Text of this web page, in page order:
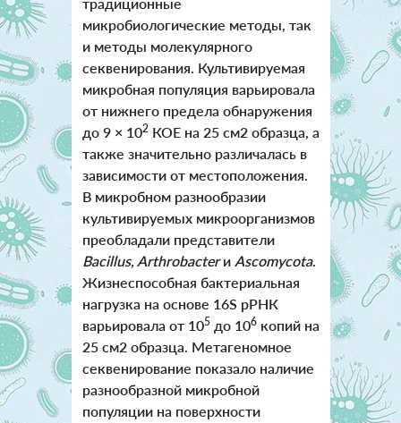
микробиологические методы, так
и методы молекулярного
секвенирования. Культивируемая
микробная популяция варьировала
от нижнего предела обнаружения
до 9 × 102КОЕ на 25 см2 образца, а
также значительно различалась в
зависимости от местоположения.
В микробном разнообразии
культивируемых микроорганизмов
преобладали представители
Bacillus, Arthrobacterи Ascomycota.
Жизнеспособная бактериальная
нагрузка на основе 16S рРНК
варьировала от 105до 106копий на
25 см2 образца. Метагеномное
секвенирование показало наличие
разнообразной микробной
популяции на поверхности